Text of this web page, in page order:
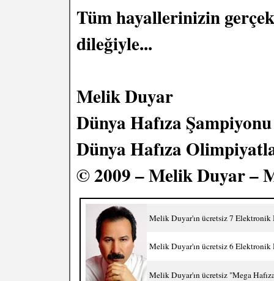
Tüm hayallerinizin
dileğiyle...
Melik Duyar
Dünya Hafıza Şampiyonu
Dünya Hafıza
© 2009 – Melik Duyar –
Melik Duyar'ın ücretsiz 7
Melik Duyar'ın ücretsiz 6 Elektronik
Melik Duyar'ın ücretsiz "Mega